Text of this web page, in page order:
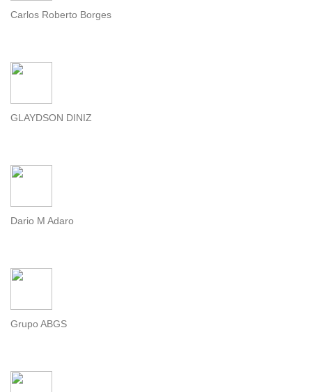
Carlos Roberto Borges
GLAYDSON DINIZ
Dario M Adaro
Grupo ABGS